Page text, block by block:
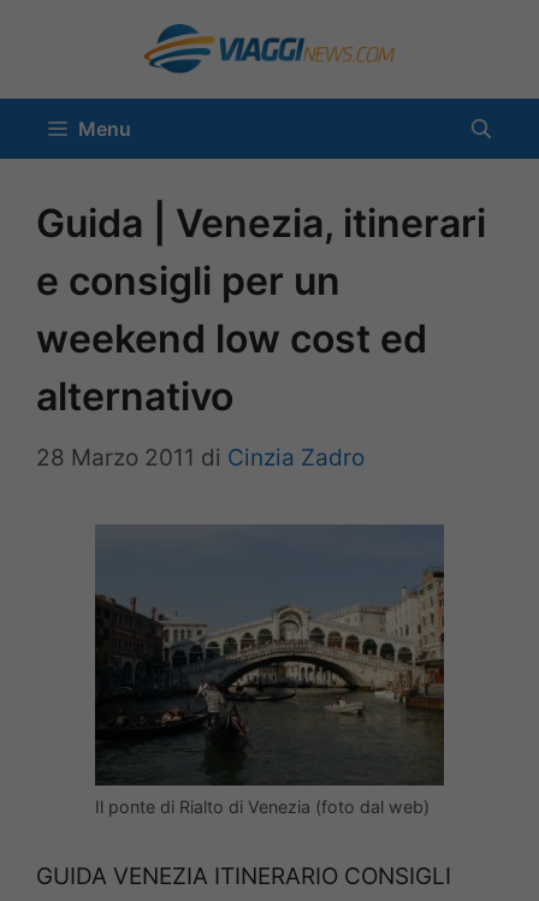
contenuto
Menu
Guida | Venezia, itinerari
e consigli per un
weekend low cost ed
alternativo
28 Marzo 2011 di Cinzia Zadro
Il ponte di Rialto di Venezia (foto dal web)
GUIDA VENEZIA ITINERARIO CONSIGLI